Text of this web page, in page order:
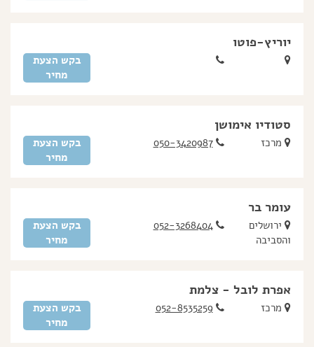
יוריץ-פוטו
בקש הצעת
מחיר
סטודיו אימושן
מרכז 050-3420987
בקש הצעת
מחיר
עומר בר
ירושלים
והסביבה
052-3268404
בקש הצעת
מחיר
אפרת לובל - צלמת
מרכז 052-8535259
בקש הצעת
מחיר